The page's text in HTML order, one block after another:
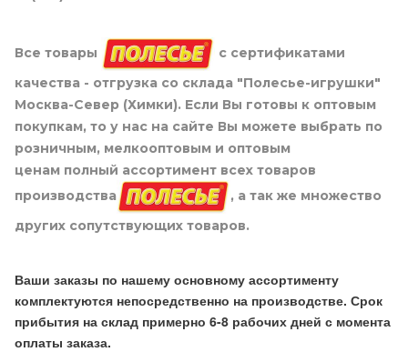
Все товары
с сертификатами
качества - отгрузка со склада "Полесье-игрушки"
Москва-Север (Химки). Если Вы готовы к оптовым
покупкам, то у нас на сайте Вы можете выбрать по
розничным, мелкооптовым и оптовым
ценам полный ассортимент всех товаров
производства
, а так же множество
других сопутствующих товаров.
Ваши заказы по нашему основному ассортименту
комплектуются непосредственно на производстве. Срок
прибытия на склад примерно 6-8 рабочих дней с момента
оплаты заказа.